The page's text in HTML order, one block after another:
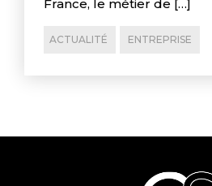
France, le métier de […]
ACTUALITÉ ENTREPRISE